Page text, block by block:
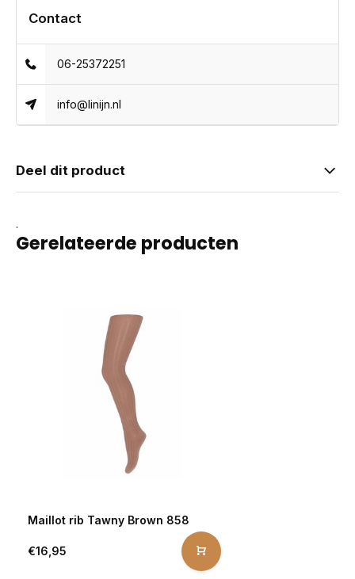
Contact
06-25372251
info@linijn.nl
Deel dit product
.
Gerelateerde producten
Maillot rib Tawny Brown 858
€16,95